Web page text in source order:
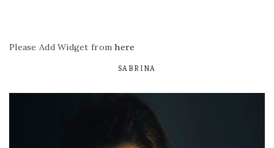
Please Add Widget fromhere
SABRINA